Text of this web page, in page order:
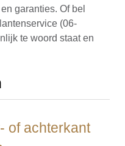
garanties. Of bel
(06-
te woord staat en
of achterkant